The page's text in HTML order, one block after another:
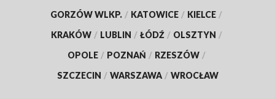
GORZÓW WLKP. / KATOWICE / KIELCE /
KRAKÓW / LUBLIN / ŁÓDŹ / OLSZTYN /
OPOLE / POZNAŃ / RZESZÓW /
SZCZECIN / WARSZAWA / WROCŁAW